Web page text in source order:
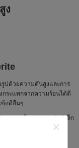
ง
ปด้วยความดันสูงและการ
ระแทกจากความร้อนได้ดี
ข้อดีอื่นๆ
ดุแม่เหล็กและเซรามิกอิเล็ก